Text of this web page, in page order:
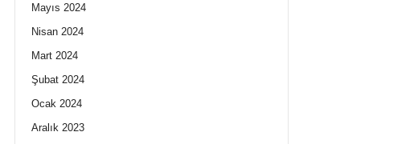
Mayıs 2024
Nisan 2024
Mart 2024
Şubat 2024
Ocak 2024
Aralık 2023